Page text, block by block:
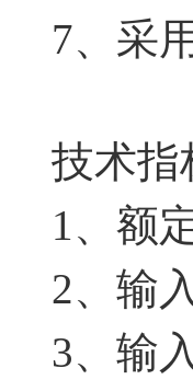
7、采
技术指
1、额
2、输
3、输